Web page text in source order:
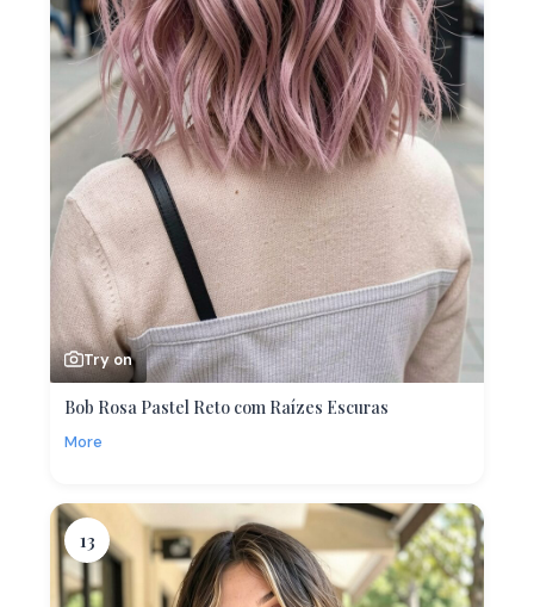
Try on
Bob Rosa Pastel Reto com Raízes Escuras
More
13